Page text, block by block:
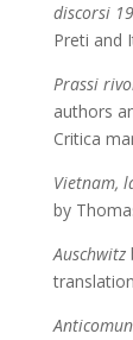
discorsi
Preti and
Prassi
authors
Critica
Vietnam,
by
Auschwitz